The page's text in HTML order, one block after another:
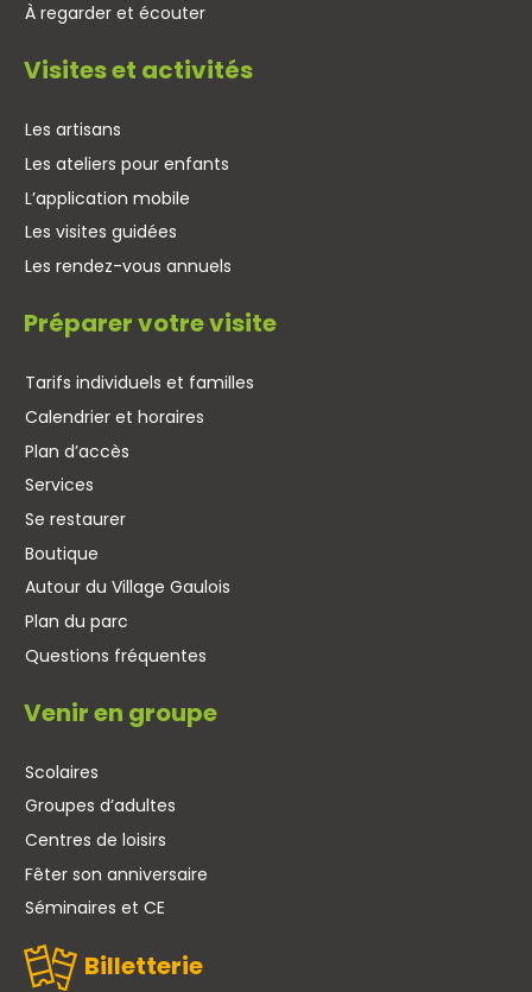
À regarder et écouter
Visites et activités
Les artisans
Les ateliers pour enfants
L’application mobile
Les visites guidées
Les rendez-vous annuels
Préparer votre visite
Tarifs individuels et familles
Calendrier et horaires
Plan d’accès
Services
Se restaurer
Boutique
Autour du Village Gaulois
Plan du parc
Questions fréquentes
Venir en groupe
Scolaires
Groupes d’adultes
Centres de loisirs
Fêter son anniversaire
Séminaires et CE
Billetterie